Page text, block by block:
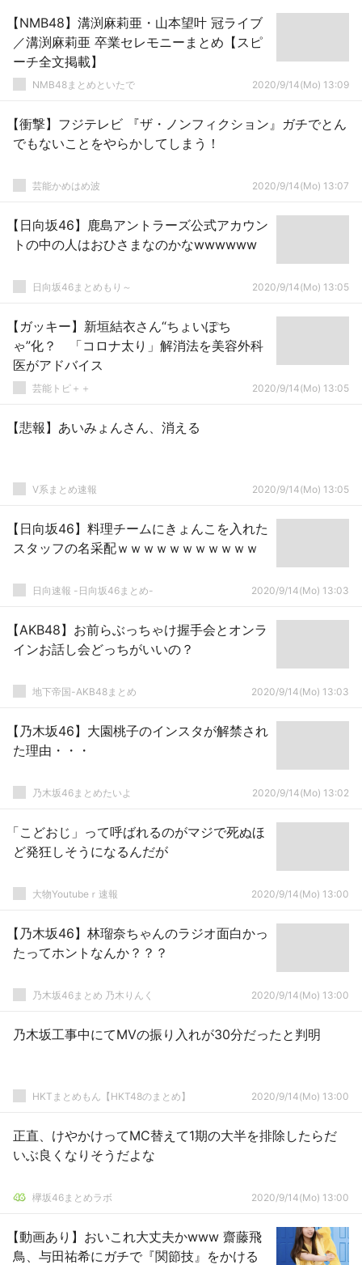
【NMB48】溝渕麻莉亜・山本望叶 冠ライブ
／溝渕麻莉亜 卒業セレモニーまとめ【スピ
ーチ全文掲載】
NMB48まとめといたで 2020/9/14(Mo) 13:09
【衝撃】フジテレビ 『ザ・ノンフィクション』ガチでとん
でもないことをやらかしてしまう！
芸能かめはめ波 2020/9/14(Mo) 13:07
【日向坂46】鹿島アントラーズ公式アカウン
トの中の人はおひさまなのかなwwwwww
日向坂46まとめもり～ 2020/9/14(Mo) 13:05
【ガッキー】新垣結衣さん“ちょいぽち
ゃ”化？ 「コロナ太り」解消法を美容外科
医がアドバイス
芸能トピ＋＋ 2020/9/14(Mo) 13:05
【悲報】あいみょんさん、消える
V系まとめ速報 2020/9/14(Mo) 13:05
【日向坂46】料理チームにきょんこを入れた
スタッフの名采配ｗｗｗｗｗｗｗｗｗｗｗ
日向速報 -日向坂46まとめ- 2020/9/14(Mo) 13:03
【AKB48】お前らぶっちゃけ握手会とオンラ
インお話し会どっちがいいの？
地下帝国-AKB48まとめ 2020/9/14(Mo) 13:03
【乃木坂46】大園桃子のインスタが解禁され
た理由・・・
乃木坂46まとめたいよ 2020/9/14(Mo) 13:02
「こどおじ」って呼ばれるのがマジで死ぬほ
ど発狂しそうになるんだが
大物Youtubeｒ速報 2020/9/14(Mo) 13:00
【乃木坂46】林瑠奈ちゃんのラジオ面白かっ
たってホントなんか？？？
乃木坂46まとめ 乃木りんく 2020/9/14(Mo) 13:00
乃木坂工事中にてMVの振り入れが30分だったと判明
HKTまとめもん【HKT48のまとめ】 2020/9/14(Mo) 13:00
正直、けやかけってMC替えて1期の大半を排除したらだ
いぶ良くなりそうだよな
欅坂46まとめラボ 2020/9/14(Mo) 13:00
【動画あり】おいこれ大丈夫かwww 齋藤飛
鳥、与田祐希にガチで『関節技』をかける